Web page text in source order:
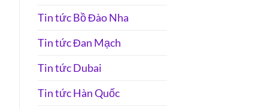
Tin tức Bồ Đào Nha
Tin tức Đan Mạch
Tin tức Dubai
Tin tức Hàn Quốc